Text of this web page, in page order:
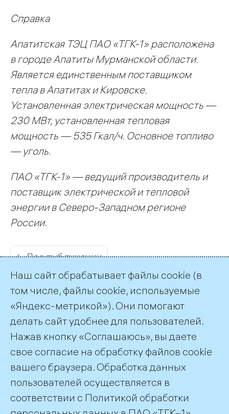
Справка
Апатитская ТЭЦ ПАО «ТГК-1» расположена
в городе Апатиты Мурманской области.
Является единственным поставщиком
тепла в Апатитах и Кировске.
Установленная электрическая мощность —
230 МВт, установленная тепловая
мощность — 535 Гкал/ч. Основное топливо
— уголь.
ПАО «ТГК-1» — ведущий производитель и
поставщик электрической и тепловой
энергии в Северо-Западном регионе
России.
← Все публикации
Пресс-служба ТГК-1
+7 (812) 688-32-84
press@tgc1.ru
©2026 ПАО «ТГК–1»
Наш сайт обрабатывает файлы cookie (в
том числе, файлы cookie, используемые
«Яндекс-метрикой»). Они помогают
делать сайт удобнее для пользователей.
Нажав кнопку «Соглашаюсь», вы даете
свое согласие на обработку файлов cookie
вашего браузера. Обработка данных
пользователей осуществляется в
соответствии с Политикой обработки